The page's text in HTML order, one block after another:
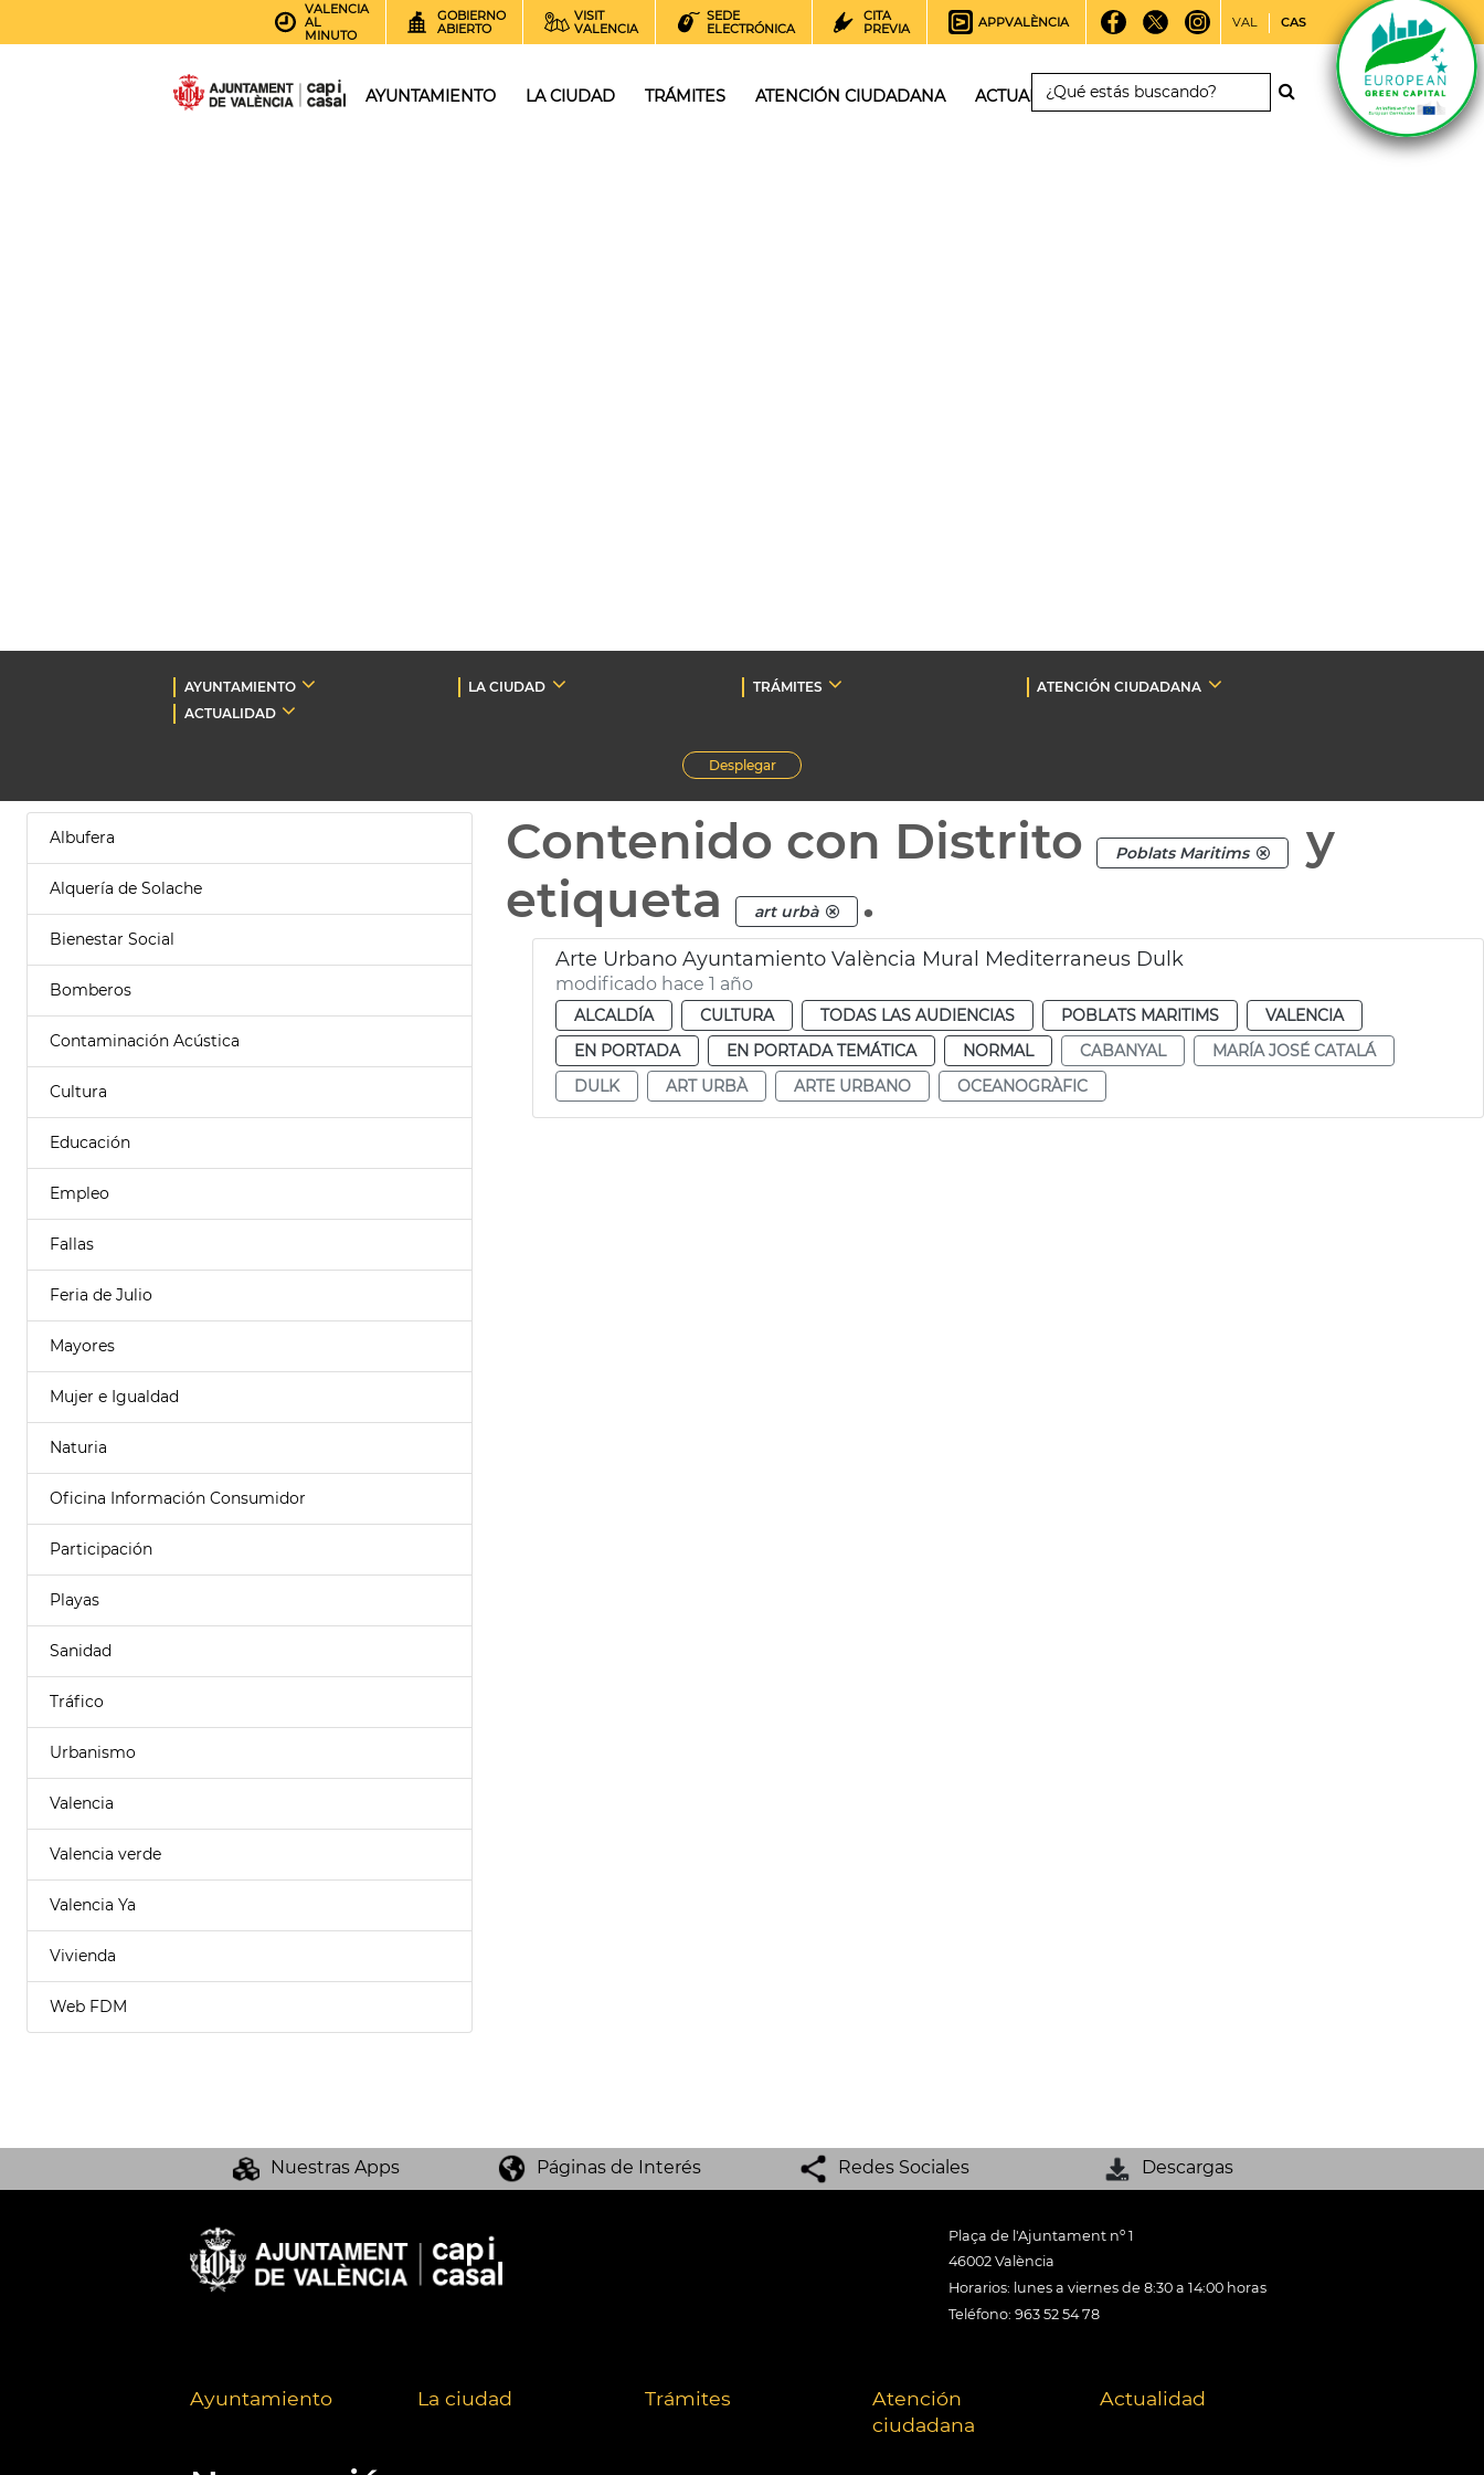
VALENCIA
AL
MINUTO
GOBIERNO
ABIERTO
VISIT
VALENCIA
SEDE
ELECTRÓNICA
CITA
PREVIA
APPVALÈNCIA VAL CAS
AYUNTAMIENTO LA CIUDAD TRÁMITES ATENCIÓN CIUDADANA ACTUALIDAD
AYUNTAMIENTO LA CIUDAD TRÁMITES
ATENCIÓN CIUDADANA
ACTUALIDAD
Desplegar
Albufera
Alquería de Solache
Bienestar Social
Bomberos
Contaminación Acústica
Cultura
Educación
Empleo
Fallas
Feria de Julio
Mayores
Mujer e Igualdad
Naturia
Oficina Información Consumidor
Participación
Playas
Sanidad
Tráfico
Urbanismo
Valencia
Valencia verde
Valencia Ya
Vivienda
Web FDM
Contenido con Distrito Poblats Maritims
y
etiqueta
art urbà .
Arte Urbano Ayuntamiento València Mural Mediterraneus Dulk
modificado hace 1 año
ALCALDÍA CULTURA TODAS LAS AUDIENCIAS POBLATS MARITIMS
VALENCIA
EN PORTADA
EN PORTADA TEMÁTICA NORMAL CABANYAL
MARÍA JOSÉ CATALÁ
DULK
ART URBÀ ARTE URBANO OCEANOGRÀFIC
Nuestras Apps Páginas de Interés Redes Sociales Descargas
Plaça de l'Ajuntament nº 1
46002 València
Horarios: lunes a viernes de 8:30 a 14:00 horas
Teléfono: 963 52 54 78
Ayuntamiento La ciudad Trámites
Atención
ciudadana
Actualidad